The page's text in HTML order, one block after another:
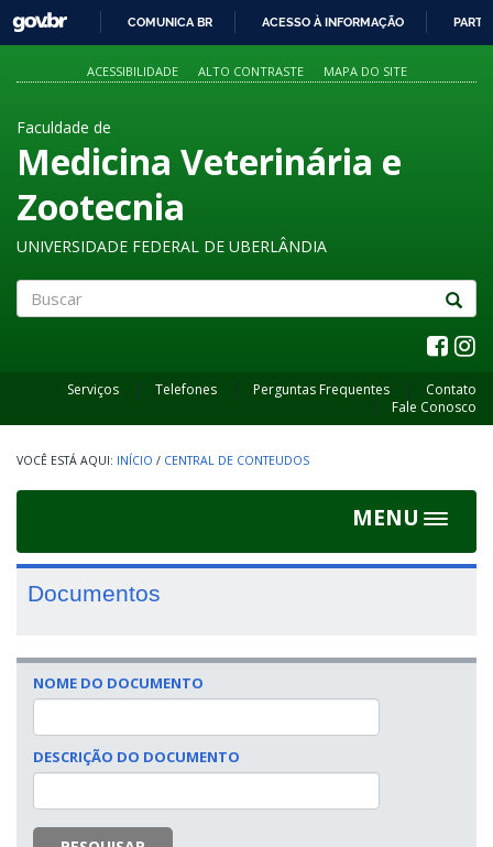
PARA
O
GOVBR
COMUNICA BR ACESSO À INFORMAÇÃO
ACESSIBILIDADE ALTO CONTRASTE MAPA DO SITE
Faculdade de
Medicina Veterinária e
Zootecnia
UNIVERSIDADE FEDERAL DE UBERLÂNDIA
Serviços Telefones Perguntas Frequentes
Contato
Fale Conosco
INÍCIO / CENTRAL DE CONTEUDOS
MENU
Toggle
Documentos
NOME DO DOCUMENTO
DESCRIÇÃO DO DOCUMENTO